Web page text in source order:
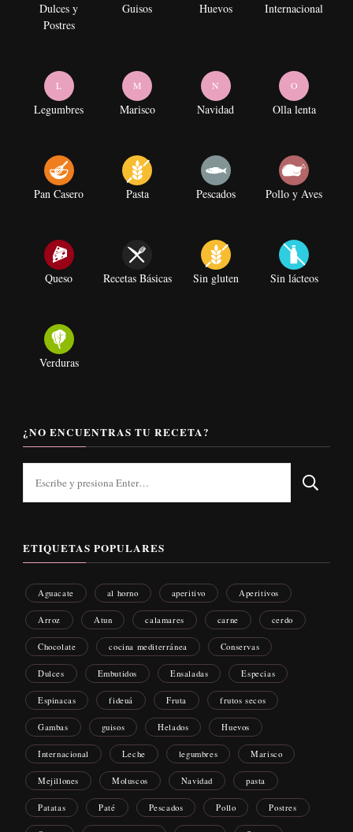
Dulces y
Postres
Guisos Huevos Internacional
L
Legumbres
M
Marisco
N
Navidad
O
Olla lenta
Pan Casero Pasta Pescados Pollo y Aves
Queso Recetas Básicas Sin gluten Sin lácteos
Verduras
¿NO ENCUENTRAS TU RECETA?
ETIQUETAS POPULARES
Aguacate al horno aperitivo Aperitivos
Arroz Atun calamares carne cerdo
Chocolate cocina mediterránea Conservas
Dulces Embutidos Ensaladas Especias
Espinacas fideuá Fruta frutos secos
Gambas guisos Helados Huevos
Internacional Leche legumbres Marisco
Mejillones Moluscos Navidad pasta
Patatas Paté Pescados Pollo Postres